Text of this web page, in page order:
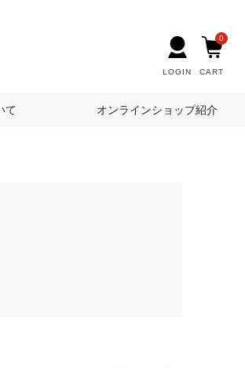
LOGIN CART
0
て オンラインショップ紹介